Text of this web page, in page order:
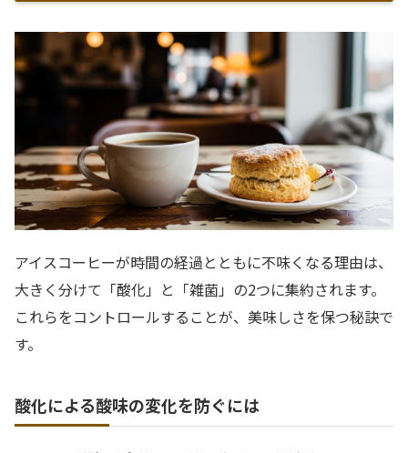
アイスコーヒーが時間の経過とともに不味くなる理由は、
大きく分けて「酸化」と「雑菌」の2つに集約されます。
これらをコントロールすることが、美味しさを保つ秘訣で
す。
酸化による酸味の変化を防ぐには